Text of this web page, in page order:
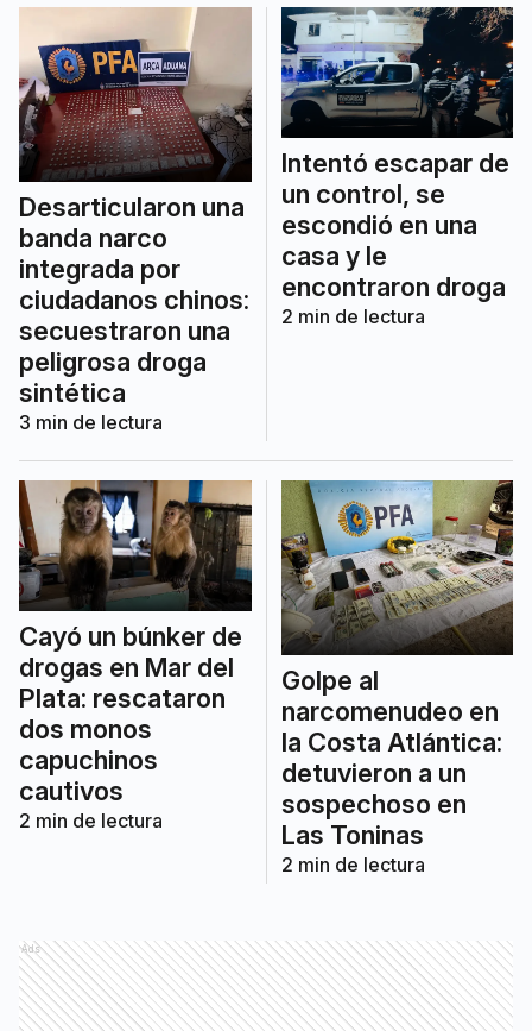
Desarticularon una
banda narco
integrada por
ciudadanos chinos:
secuestraron una
peligrosa droga
sintética
3 min de lectura
Intentó escapar de
un control, se
escondió en una
casa y le
encontraron droga
2 min de lectura
Cayó un búnker de
drogas en Mar del
Plata: rescataron
dos monos
capuchinos
cautivos
2 min de lectura
Golpe al
narcomenudeo en
la Costa Atlántica:
detuvieron a un
sospechoso en
Las Toninas
2 min de lectura
Ads